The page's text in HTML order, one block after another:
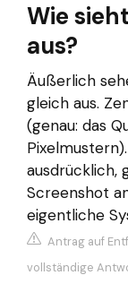
Wie
aus?
Äußerlich
gleich aus.
(genau: das
ausdrücklich,
Screenshot
eigentliche
Antrag auf
vollständige